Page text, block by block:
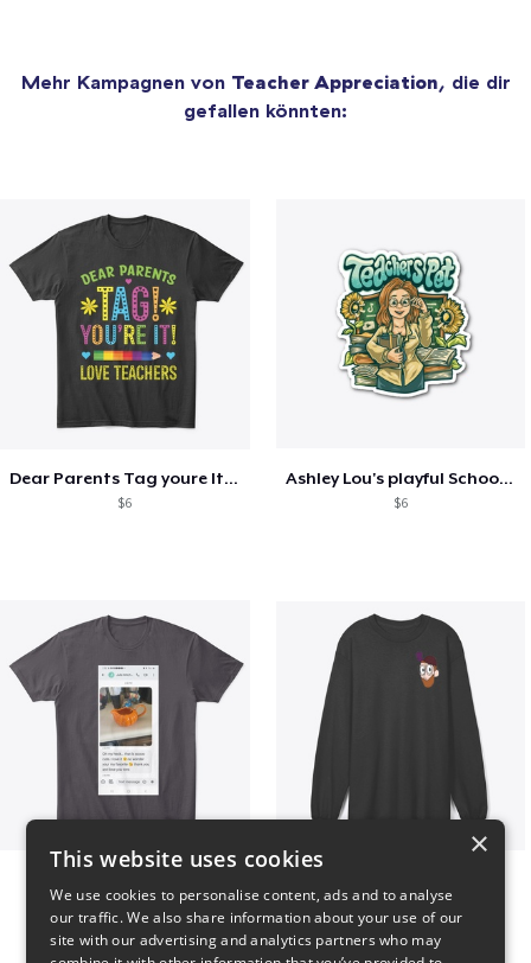
Mehr Kampagnen von Teacher Appreciation, die dir
gefallen könnten:
Dear Parents Tag youre It Love Teachers
$6
Ashley Lou's playful School🏠 Collection
$6
$24 $36
×
This website uses cookies
We use cookies to personalise content, ads and to analyse
our traffic. We also share information about your use of our
site with our advertising and analytics partners who may